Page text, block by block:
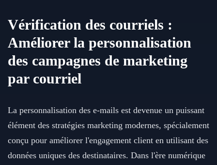
Vérification des courriels :
Améliorer la personnalisation
des campagnes de marketing
par courriel
La personnalisation des e-mails est devenue un puissant
élément des stratégies marketing modernes, spécialement
conçu pour améliorer l'engagement client en utilisant des
données uniques des destinataires. Dans l'ère numérique